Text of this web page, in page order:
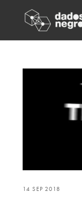
14 SEP 2018